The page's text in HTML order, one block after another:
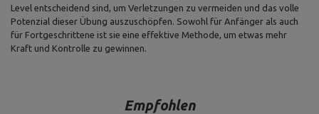
Level entscheidend sind, um Verletzungen zu vermeiden und das volle
Potenzial dieser Übung auszuschöpfen. Sowohl für Anfänger als auch
für Fortgeschrittene ist sie eine effektive Methode, um etwas mehr
Kraft und Kontrolle zu gewinnen.
Empfohlen